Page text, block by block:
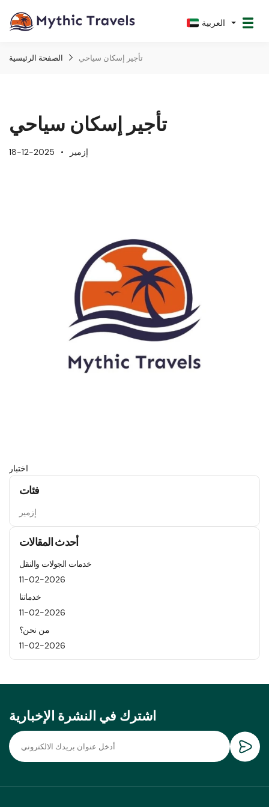
العربية
الصفحة الرئيسية تأجير إسكان سياحي
تأجير إسكان سياحي
18-12-2025 إزمير
اختبار
فئات
إزمير
أحدث المقالات
خدمات الجولات والنقل
11-02-2026
خدماتنا
11-02-2026
من نحن؟
11-02-2026
اشترك في النشرة الإخبارية